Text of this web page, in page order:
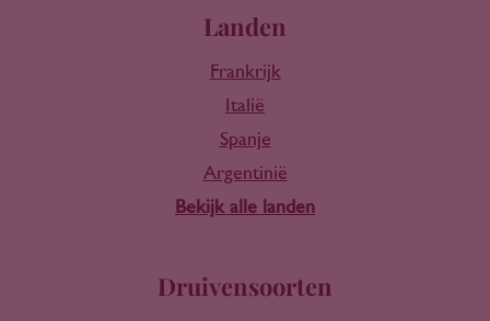
Landen
Frankrijk
Italië
Spanje
Argentinië
Bekijk alle landen
Druivensoorten